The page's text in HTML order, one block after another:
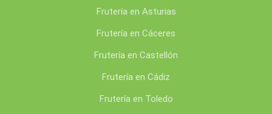
Frutería en Asturias
Frutería en Cáceres
Frutería en Castellón
Frutería en Cádiz
Frutería en Toledo